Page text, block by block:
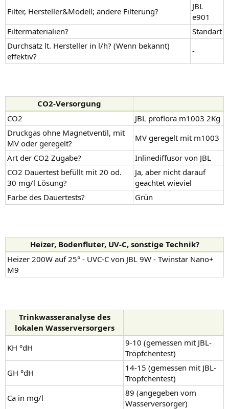
Filter, Hersteller&Modell; andere Filterung?
JBL
e901
Filtermaterialien?
Standart
Durchsatz lt. Hersteller in l/h? (Wenn bekannt)
effektiv?
-
CO2-Versorgung
CO2
JBL proflora m1003 2Kg
Druckgas ohne Magnetventil, mit
MV oder geregelt?
MV geregelt mit m1003
Art der CO2 Zugabe?
Inlinediffusor von JBL
CO2 Dauertest befüllt mit 20 od.
30 mg/l Lösung?
Ja, aber nicht darauf
geachtet wieviel
Farbe des Dauertests?
Grün
Heizer, Bodenfluter, UV-C, sonstige Technik?
Heizer 200W auf 25° - UVC-C von JBL 9W - Twinstar Nano+
M9
Trinkwasseranalyse des
lokalen Wasserversorgers
KH °dH
9-10 (gemessen mit JBL-
Tröpfchentest)
GH °dH
14-15 (gemessen mit JBL-
Tröpfchentest)
Ca in mg/l
89 (angegeben vom
Wasserversorger)